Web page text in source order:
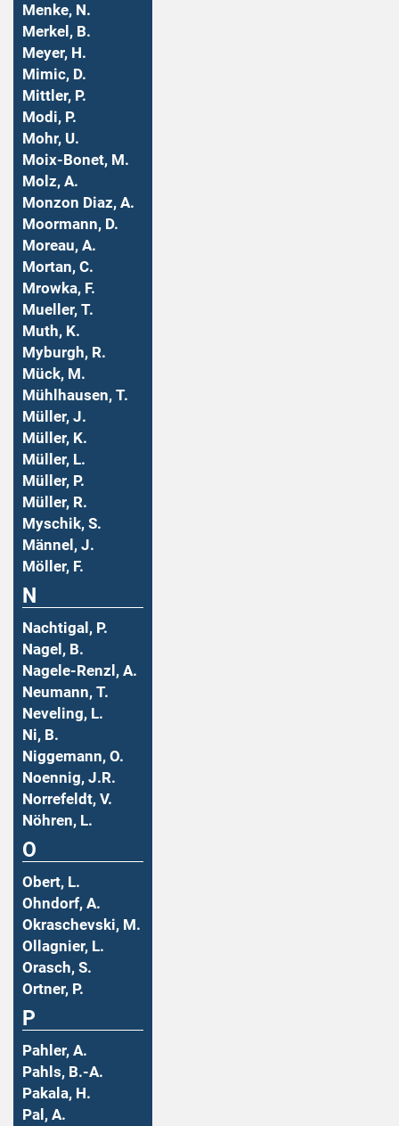
Menke, N.
Merkel, B.
Meyer, H.
Mimic, D.
Mittler, P.
Modi, P.
Mohr, U.
Moix-Bonet, M.
Molz, A.
Monzon Diaz, A.
Moormann, D.
Moreau, A.
Mortan, C.
Mrowka, F.
Mueller, T.
Muth, K.
Myburgh, R.
Mück, M.
Mühlhausen, T.
Müller, J.
Müller, K.
Müller, L.
Müller, P.
Müller, R.
Myschik, S.
Männel, J.
Möller, F.
N
Nachtigal, P.
Nagel, B.
Nagele-Renzl, A.
Neumann, T.
Neveling, L.
Ni, B.
Niggemann, O.
Noennig, J.R.
Norrefeldt, V.
Nöhren, L.
O
Obert, L.
Ohndorf, A.
Okraschevski, M.
Ollagnier, L.
Orasch, S.
Ortner, P.
P
Pahler, A.
Pahls, B.-A.
Pakala, H.
Pal, A.